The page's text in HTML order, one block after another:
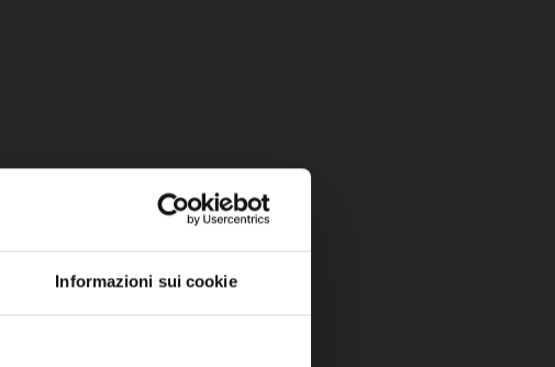
Informazioni sui cookie